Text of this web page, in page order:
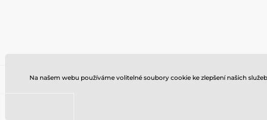
Na našem webu používáme volitelné soubory cookie ke zlepšení našich